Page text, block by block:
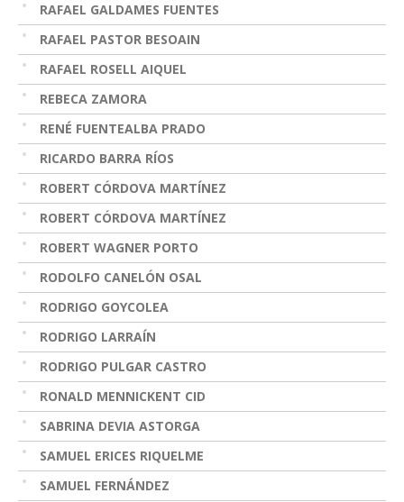
RAFAEL GALDAMES FUENTES
RAFAEL PASTOR BESOAIN
RAFAEL ROSELL AIQUEL
REBECA ZAMORA
RENÉ FUENTEALBA PRADO
RICARDO BARRA RÍOS
ROBERT CÓRDOVA MARTÍNEZ
ROBERT CÓRDOVA MARTÍNEZ
ROBERT WAGNER PORTO
RODOLFO CANELÓN OSAL
RODRIGO GOYCOLEA
RODRIGO LARRAÍN
RODRIGO PULGAR CASTRO
RONALD MENNICKENT CID
SABRINA DEVIA ASTORGA
SAMUEL ERICES RIQUELME
SAMUEL FERNÁNDEZ